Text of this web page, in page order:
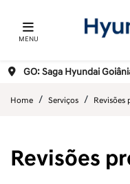
MENU
GO: Saga Hyundai
Home Serviços Revisões
Revisões